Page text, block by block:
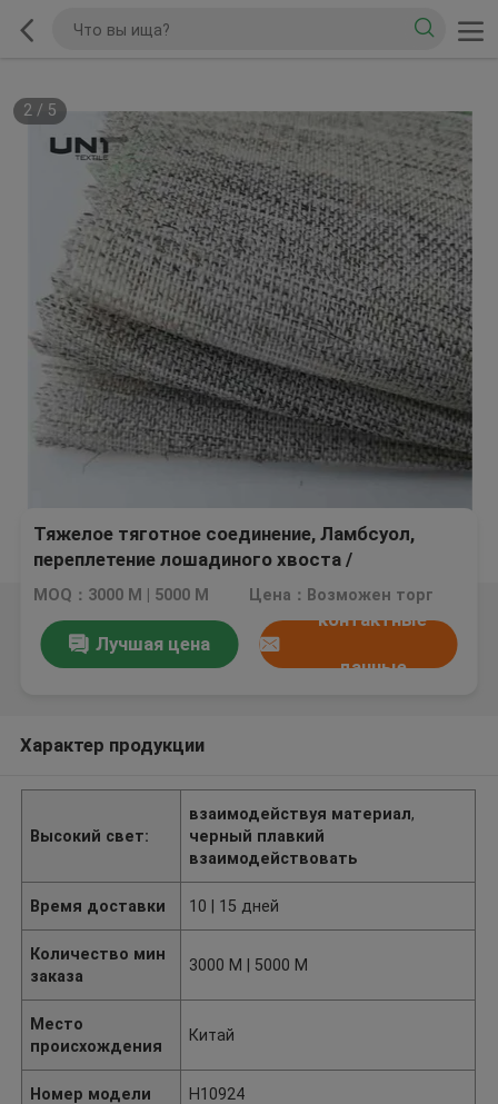
2/ 5
Тяжелое тяготное соединение, Ламбсуол,
переплетение лошадиного хвоста /
переплетение материала
MOQ：3000 M | 5000 M Цена：Возможен торг
Лучшая цена
контактные
данные
Характер продукции
Высокий свет:
взаимодействуя материал,
черный плавкий
взаимодействовать
Время доставки 10 | 15 дней
Количество мин
заказа
3000 M | 5000 M
Место
происхождения
Китай
Номер модели H10924